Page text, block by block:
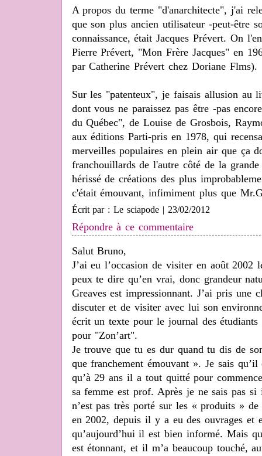
A propos du terme "d'anarchitecte", j'ai
que son plus ancien utilisateur -peut-être
connaissance, était Jacques Prévert. On
Pierre Prévert, "Mon Frère Jacques" en
par Catherine Prévert chez Doriane Flms).
Sur les "patenteux", je faisais allusion au
dont vous ne paraissez pas être -pas
du Québec", de Louise de Grosbois,
aux éditions Parti-pris en 1978, qui
merveilles populaires en plein air que ça
franchouillards de l'autre côté de la
hérissé de créations des plus
c'était émouvant, infimiment plus que
Écrit par : Le sciapode | 23/02/2012
Répondre à ce commentaire
Salut Bruno,
J’ai eu l’occasion de visiter en août 2002
peux te dire qu’en vrai, donc grandeur
Greaves est impressionnant. J’ai pris une
discuter et de visiter avec lui son
écrit un texte pour le journal des
pour "Zon’art".
Je trouve que tu es dur quand tu dis de
que franchement émouvant ». Je sais
qu’à 29 ans il a tout quitté pour
sa femme est prof. Après je ne sais pas
n’est pas très porté sur les « produits » de
en 2002, depuis il y a eu des ouvrages et
qu’aujourd’hui il est bien informé. Mais
est étonnant, et il m’a beaucoup touché,